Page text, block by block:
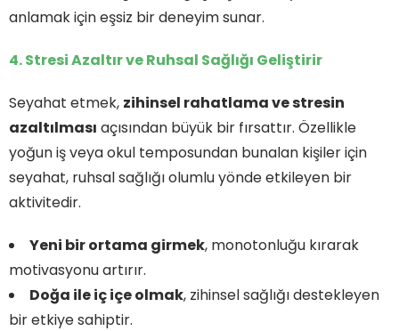
anlamak için eşsiz bir deneyim sunar.
4. Stresi Azaltır ve Ruhsal Sağlığı Geliştirir
Seyahat etmek, zihinsel rahatlama ve stresin
azaltılması açısından büyük bir fırsattır. Özellikle
yoğun iş veya okul temposundan bunalan kişiler için
seyahat, ruhsal sağlığı olumlu yönde etkileyen bir
aktivitedir.
Yeni bir ortama girmek, monotonluğu kırarak
motivasyonu artırır.
Doğa ile iç içe olmak, zihinsel sağlığı destekleyen
bir etkiye sahiptir.